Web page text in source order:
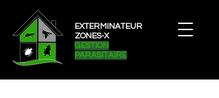
EXTERMINATEUR
ZONES-X
GESTION
PARASITAIRE